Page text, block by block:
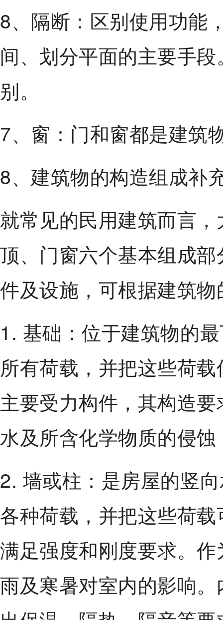
8、隔断：区别使用功能
间、划分平面的主要手
别。
7、窗：门和窗都是建筑
8、建筑物的构造组成补
就常见的民用建筑而言
顶、门窗六个基本组成
件及设施，可根据建筑
1. 基础：位于建筑物的
所有荷载，并把这些荷
主要受力构件，其构造
水及所含化学物质的侵
2. 墙或柱：是房屋的竖
各种荷载，并把这些荷
满足强度和刚度要求。
雨及寒暑对室内的影响